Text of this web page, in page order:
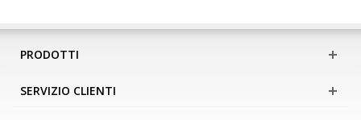
PRODOTTI
SERVIZIO CLIENTI